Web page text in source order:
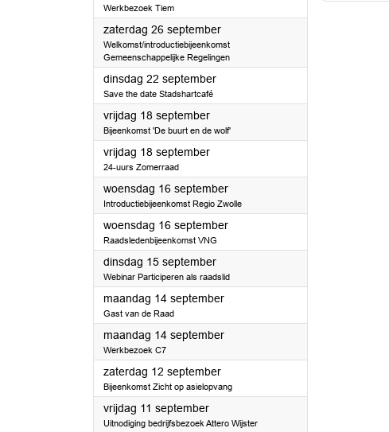
Werkbezoek Tiem
zaterdag 26 september2026
Welkomst/introductiebijeenkomst
Gemeenschappelijke Regelingen
dinsdag 22 september2026
Save the date Stadshartcafé
vrijdag 18 september2026
Bijeenkomst 'De buurt en de wolf'
vrijdag 18 september2026
24-uurs Zomerraad
woensdag 16 september2026
Introductiebijeenkomst Regio Zwolle
woensdag 16 september2026
Raadsledenbijeenkomst VNG
dinsdag 15 september2026
Webinar Participeren als raadslid
maandag 14 september2026
Gast van de Raad
maandag 14 september2026
Werkbezoek C7
zaterdag 12 september2026
Bijeenkomst Zicht op asielopvang
vrijdag 11 september2026
Uitnodiging bedrijfsbezoek Attero Wijster